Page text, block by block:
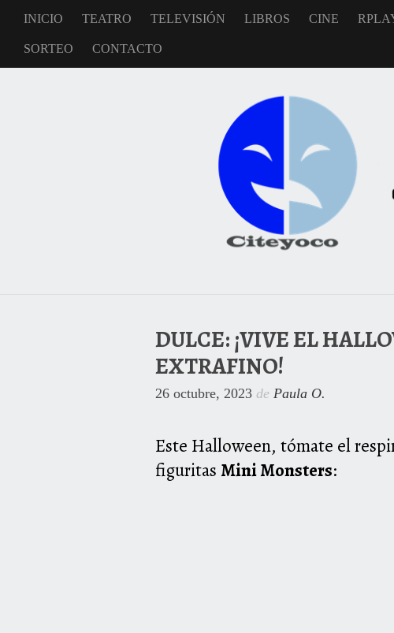
INICIO TEATRO TELEVISIÓN LIBROS CINE
SORTEO CONTACTO
DULCE: ¡VIVE EL
EXTRAFINO!
26 octubre, 2023 de Paula O.
Este Halloween, tómate el
figuritasMini Monsters: